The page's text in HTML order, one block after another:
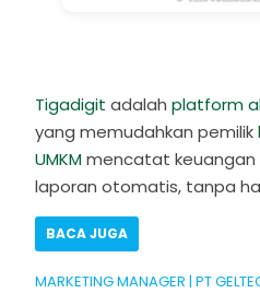
Tigadigit adalahplatform
yang memudahkan pemilik
UMKMmencatat
laporan otomatis, tanpa
BACA JUGA
MARKETING MANAGER | PT